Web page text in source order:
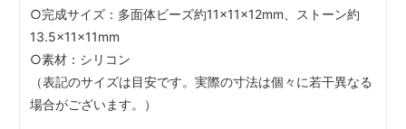
○完成サイズ：多面体ビーズ約11×11×12mm、ストーン約
13.5×11×11mm
○素材：シリコン
（表記のサイズは目安です。実際の寸法は個々に若干異なる
場合がございます。）